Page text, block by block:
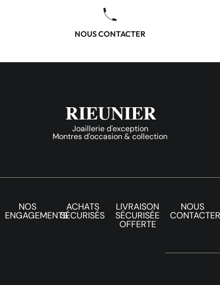
NOUS CONTACTER
Joaillerie d'exception
Montres d'occasion & collection
NOS
ENGAGEMENTS
ACHATS
SÉCURISÉS
LIVRAISON
SÉCURISÉE
OFFERTE
NOUS
CONTACTER